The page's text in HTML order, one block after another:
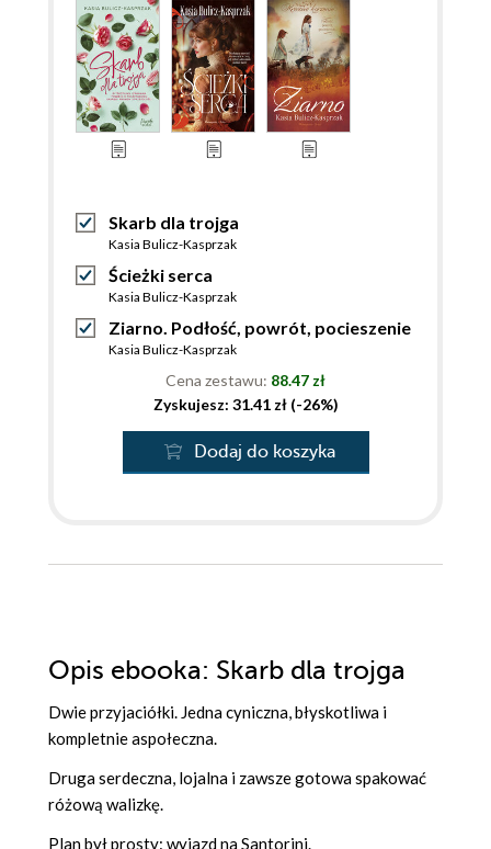
Skarb dla trojga
Kasia Bulicz-Kasprzak
Ścieżki serca
Kasia Bulicz-Kasprzak
Ziarno. Podłość, powrót, pocieszenie
Kasia Bulicz-Kasprzak
Cena zestawu: 88.47 zł
Zyskujesz: 31.41 zł (-26%)
Dodaj do koszyka
Opis ebooka: Skarb dla trojga
Dwie przyjaciółki. Jedna cyniczna, błyskotliwa i
kompletnie aspołeczna.
Druga serdeczna, lojalna i zawsze gotowa spakować
różową walizkę.
Plan był prosty: wyjazd na Santorini.